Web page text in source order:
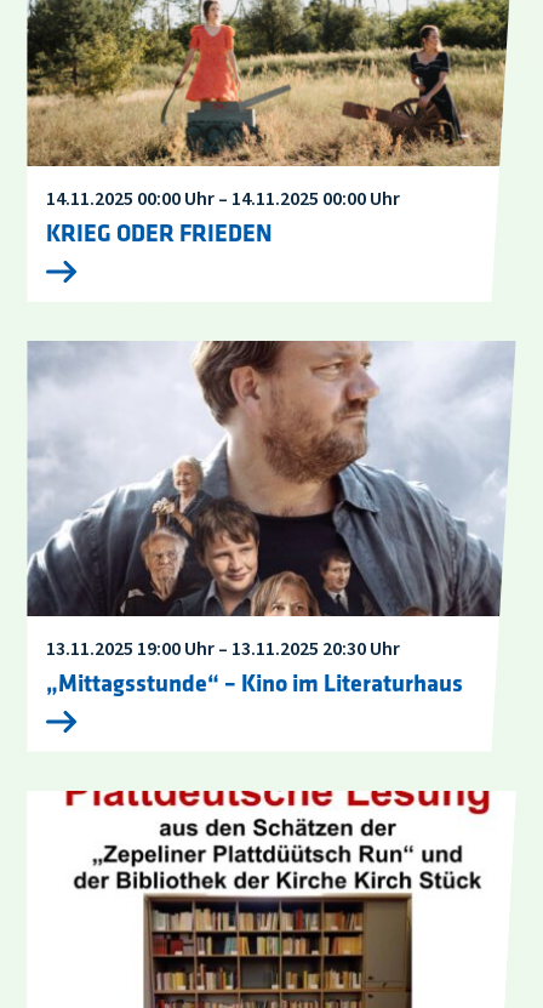
14.11.2025 00:00 Uhr – 14.11.2025 00:00 Uhr
KRIEG ODER FRIEDEN
13.11.2025 19:00 Uhr – 13.11.2025 20:30 Uhr
„Mittagsstunde“ – Kino im Literaturhaus